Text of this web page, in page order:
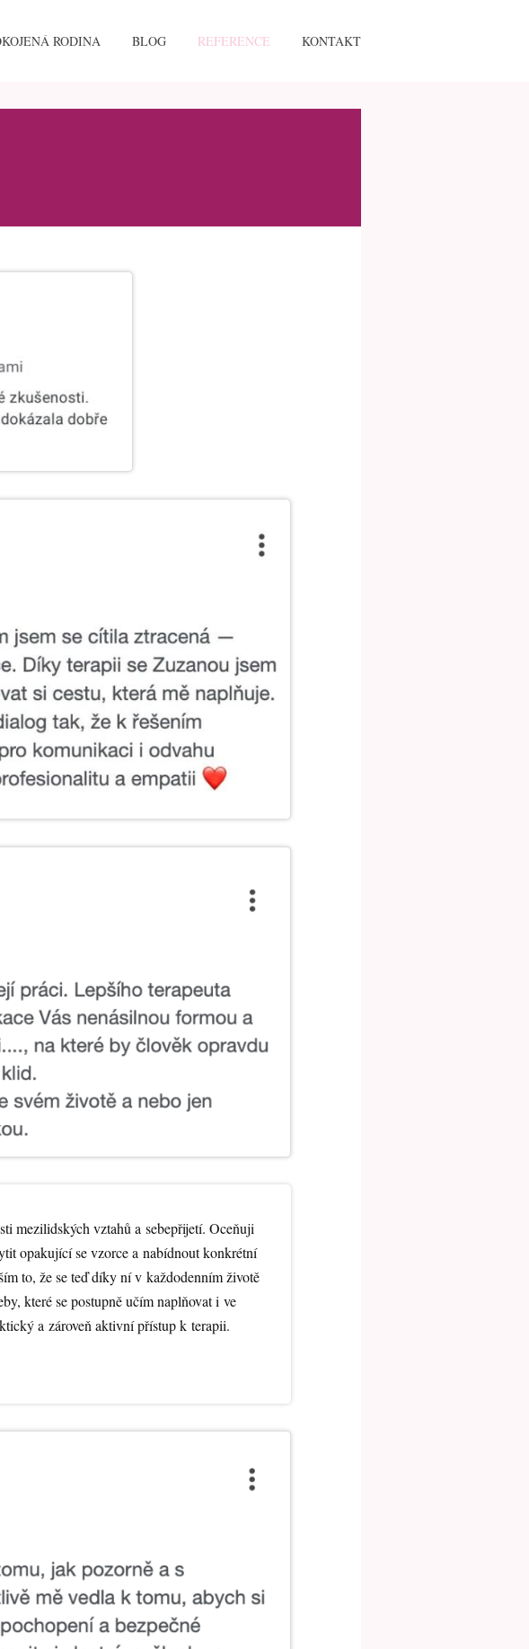
RODINA BLOG REFERENCE KONTAKT
mezilidských vztahů a sebepřijetí. Oceňuji
opakující se vzorce a nabídnout konkrétní
to, že se teď díky ní v každodenním životě
které se postupně učím naplňovat i ve
a zároveň aktivní přístup k terapii.